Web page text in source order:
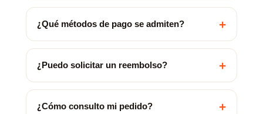
¿Qué métodos de pago se admiten? +
¿Puedo solicitar un reembolso? +
¿Cómo consulto mi pedido? +